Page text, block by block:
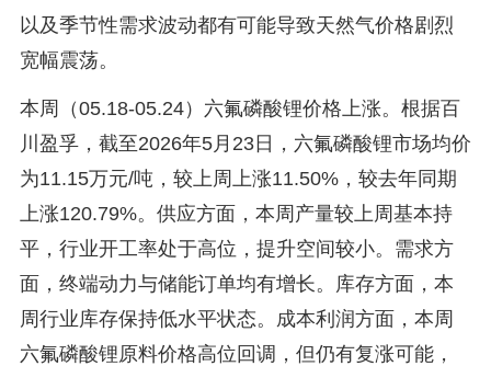
以及季节性需求波动都有可能导致天然气价格剧烈
宽幅震荡。
本周（05.18-05.24）六氟磷酸锂价格上涨。根据百
川盈孚，截至2026年5月23日，六氟磷酸锂市场均价
为11.15万元/吨，较上周上涨11.50%，较去年同期
上涨120.79%。供应方面，本周产量较上周基本持
平，行业开工率处于高位，提升空间较小。需求方
面，终端动力与储能订单均有增长。库存方面，本
周行业库存保持低水平状态。成本利润方面，本周
六氟磷酸锂原料价格高位回调，但仍有复涨可能，